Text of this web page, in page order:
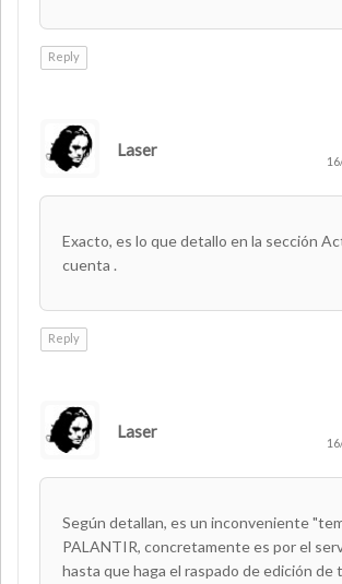
Reply
Laser
Exacto, es lo que detallo en la sección
cuenta .
Reply
Laser
Según detallan, es un inconveniente
PALANTIR, concretamente es por el
hasta que haga el raspado de edición de